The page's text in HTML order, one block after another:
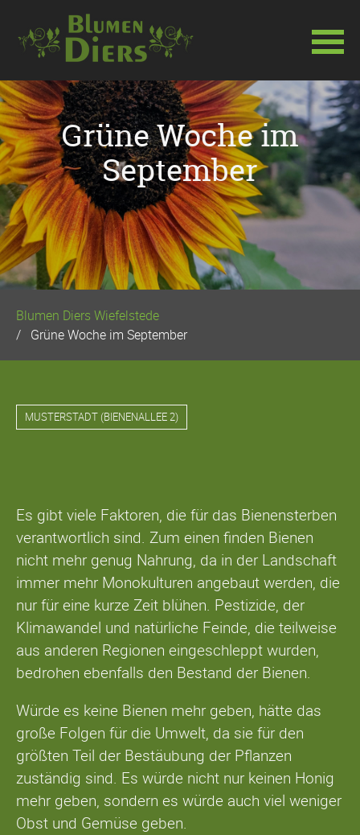
Navigation
überspringen
Grüne Woche im
September
Blumen Diers Wiefelstede
Grüne Woche im September
MUSTERSTADT (BIENENALLEE 2)
Grüne
Woche
im
September
Es gibt viele Faktoren, die für das Bienensterben
verantwortlich sind. Zum einen finden Bienen
nicht mehr genug Nahrung, da in der Landschaft
immer mehr Monokulturen angebaut werden, die
nur für eine kurze Zeit blühen. Pestizide, der
Klimawandel und natürliche Feinde, die teilweise
aus anderen Regionen eingeschleppt wurden,
bedrohen ebenfalls den Bestand der Bienen.
Würde es keine Bienen mehr geben, hätte das
große Folgen für die Umwelt, da sie für den
größten Teil der Bestäubung der Pflanzen
zuständig sind. Es würde nicht nur keinen Honig
mehr geben, sondern es würde auch viel weniger
Obst und Gemüse geben.